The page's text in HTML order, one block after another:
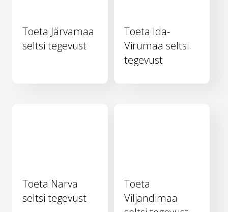
Toeta Järvamaa
seltsi tegevust
Toeta Ida-
Virumaa seltsi
tegevust
Toeta Narva
seltsi tegevust
Toeta
Viljandimaa